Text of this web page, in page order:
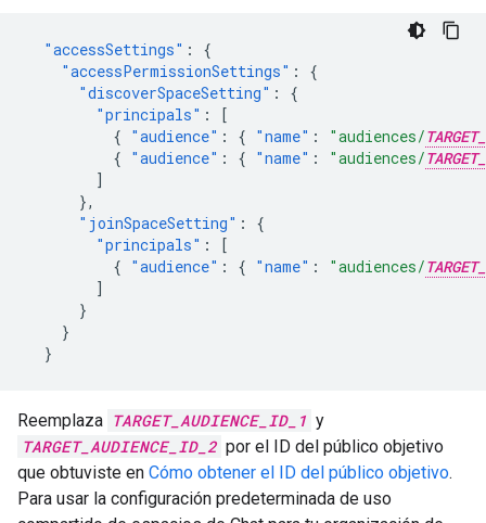
"accessSettings" :
{
"accessPermissionSettings" :
{
"discoverSpaceSetting" :
{
"principals" :
[
{ "audience" : { "name" : "audiences/
{ "audience" : { "name" : "audiences/
]
},
"joinSpaceSetting" :
{
"principals" :
[
{ "audience" : { "name" : "audiences/
]
}
}
}
Reemplaza TARGET_AUDIENCE_ID_1 y
TARGET_AUDIENCE_ID_2 por el ID del público objetivo
que obtuviste en Cómo obtener el ID del público objetivo.
Para usar la configuración predeterminada de uso